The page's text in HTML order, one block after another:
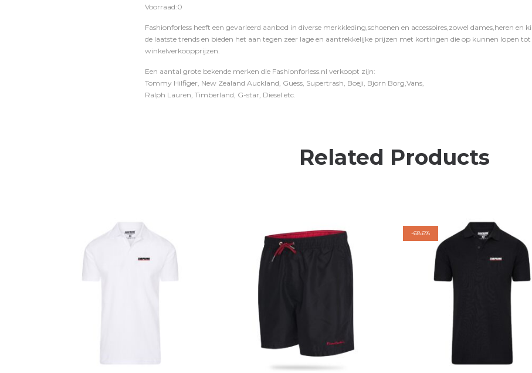
Voorraad:0
Fashionforless heeft een gevarieerd aanbod in diverse merkkleding,schoenen en accessoires,zowel dames,heren en
de laatste trends en bieden het aan tegen zeer lage en aantrekkelijke prijzen met kortingen die op kunnen lopen
winkelverkoopprijzen.
Een aantal grote bekende merken die Fashionforless.nl verkoopt zijn:
Tommy Hilfiger, New Zealand Auckland, Guess, Supertrash, Boeji, Bjorn Borg,Vans,
Ralph Lauren, Timberland, G-star, Diesel etc.
Related Products
-68.6%